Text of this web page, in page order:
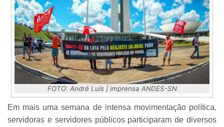
FOTO: André Luís | imprensa ANDES-SN
Em mais uma semana de intensa movimentação política,
servidoras e servidores públicos participaram de diversos